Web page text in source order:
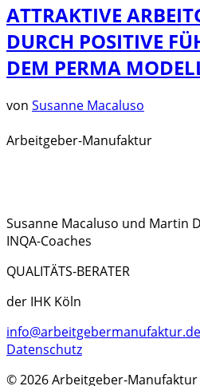
ATTRAKTIVE
DURCH POSITIVE
DEM PERMA
von Susanne Macaluso
Arbeitgeber-Manufaktur
Susanne Macaluso und Martin
INQA-Coaches
QUALITÄTS-BERATER
der IHK Köln
info@arbeitgebermanufaktur.de
Datenschutz
© 2026 Arbeitgeber-Manufaktur